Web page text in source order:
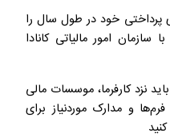
پرداختی خود در طول سال را
سازمان امور مالیاتی کانادا
نزد کارفرما، موسسات مالی
و مدارک موردنیاز برای